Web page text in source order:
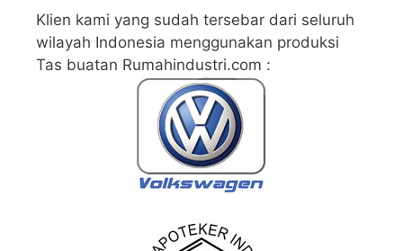
Klien kami yang sudah tersebar dari seluruh
wilayah Indonesia menggunakan produksi
Tas buatan Rumahindustri.com :